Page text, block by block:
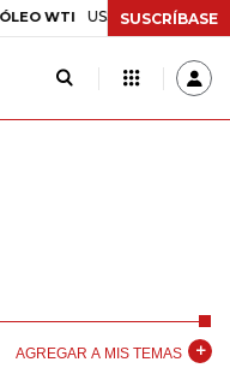
WTI US$ 78,01 US$ 2,92
SUSCRÍBASE
AGREGAR A MIS TEMAS